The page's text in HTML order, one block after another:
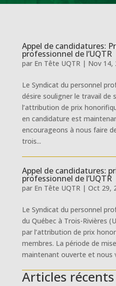
Appel de candidatures:
professionnel de l’UQTR
par En Tête UQTR| Nov 14,
Le Syndicat du personnel
désire souligner le travail de
l’attribution de prix
en candidature est
encourageons à nous faire
trois...
Appel de candidatures:
professionnel de l’UQTR
par En Tête UQTR| Oct 29,
Le Syndicat du personnel
du Québec à Trois-Rivières
par l’attribution de prix
membres. La période de
maintenant ouverte et nous
Articles récents